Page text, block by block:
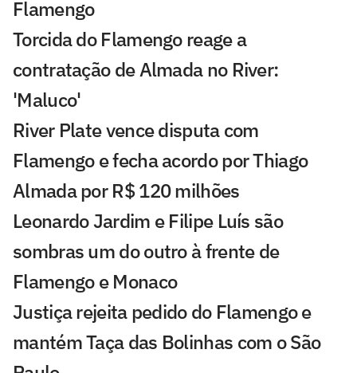
Flamengo
Torcida do Flamengo reage a
contratação de Almada no River:
'Maluco'
River Plate vence disputa com
Flamengo e fecha acordo por Thiago
Almada por R$ 120 milhões
Leonardo Jardim e Filipe Luís são
sombras um do outro à frente de
Flamengo e Monaco
Justiça rejeita pedido do Flamengo e
mantém Taça das Bolinhas com o São